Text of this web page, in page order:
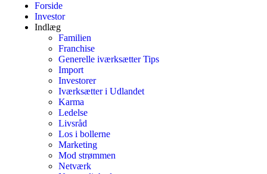
Forside
Investor
Indlæg
Familien
Franchise
Generelle iværksætter Tips
Import
Investorer
Iværksætter i Udlandet
Karma
Ledelse
Livsråd
Los i bollerne
Marketing
Mod strømmen
Netværk